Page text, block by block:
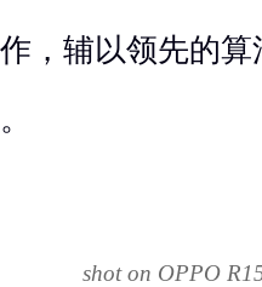
，辅以领先的
shot on OPPO